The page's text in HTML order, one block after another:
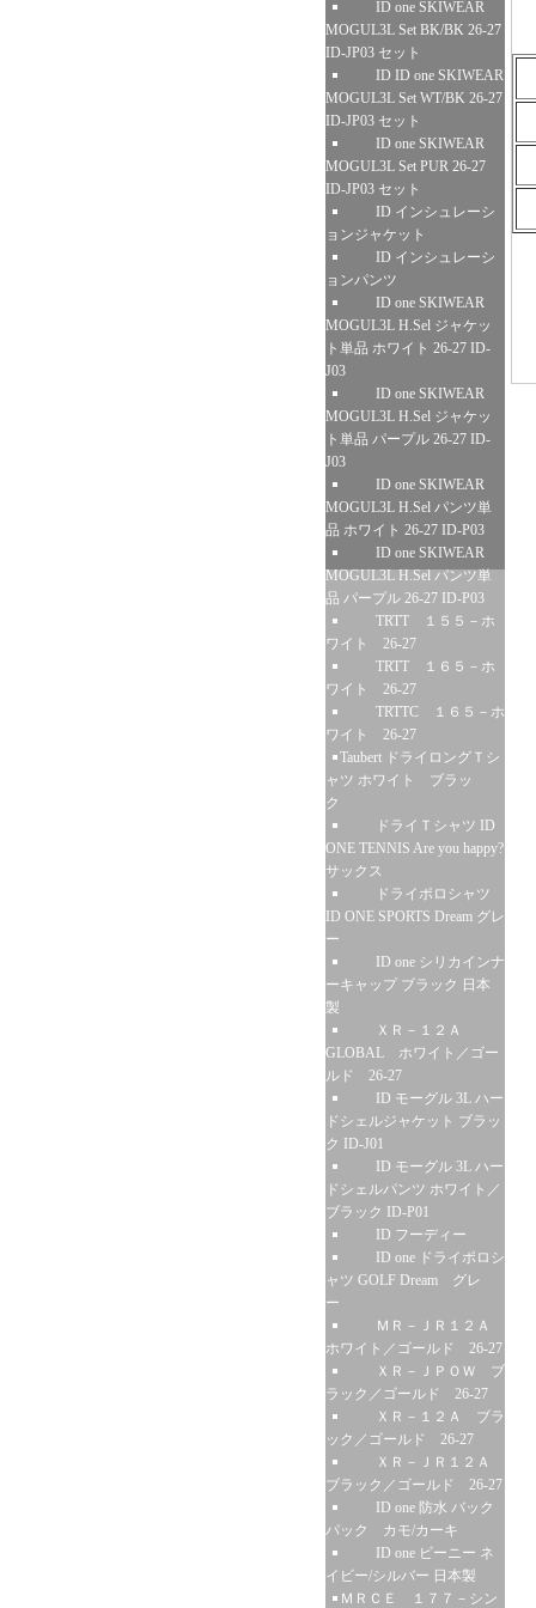
ID one SKIWEAR
MOGUL3L Set BK/BK 26-27
ID-JP03 セット
ID ID one SKIWEAR
MOGUL3L Set WT/BK 26-27
ID-JP03 セット
ID one SKIWEAR
MOGUL3L Set PUR 26-27
ID-JP03 セット
ID インシュレーシ
ョンジャケット
ID インシュレーシ
ョンパンツ
ID one SKIWEAR
MOGUL3L H.Sel ジャケッ
ト単品 ホワイト 26-27 ID-
J03
ID one SKIWEAR
MOGUL3L H.Sel ジャケッ
ト単品 パープル 26-27 ID-
J03
ID one SKIWEAR
MOGUL3L H.Sel パンツ単
品 ホワイト 26-27 ID-P03
ID one SKIWEAR
MOGUL3L H.Sel パンツ単
品 パープル 26-27 ID-P03
TRTT １５５－ホ
ワイト 26-27
TRTT １６５－ホ
ワイト 26-27
TRTTC １６５－ホ
ワイト 26-27
Taubert ドライロングＴシ
ャツ ホワイト ブラッ
ク
ドライＴシャツ ID
ONE TENNIS Are you happy?
サックス
ドライポロシャツ
ID ONE SPORTS Dream グレ
ー
ID one シリカインナ
ーキャップ ブラック 日本
製
ＸＲ－１２Ａ
GLOBAL ホワイト／ゴー
ルド 26-27
ID モーグル 3L ハー
ドシェルジャケット ブラッ
ク ID-J01
ID モーグル 3L ハー
ドシェルパンツ ホワイト／
ブラック ID-P01
ID フーディー
ID one ドライポロシ
ャツ GOLF Dream グレ
ー
ＭＲ－ＪＲ１２Ａ
ホワイト／ゴールド 26-27
ＸＲ－ＪＰＯＷ ブ
ラック／ゴールド 26-27
ＸＲ－１２Ａ ブラ
ック／ゴールド 26-27
ＸＲ－ＪＲ１２Ａ
ブラック／ゴールド 26-27
ID one 防水 バック
パック カモ/カーキ
ID one ビーニー ネ
イビー/シルバー 日本製
ＭＲＣＥ １７７－シン